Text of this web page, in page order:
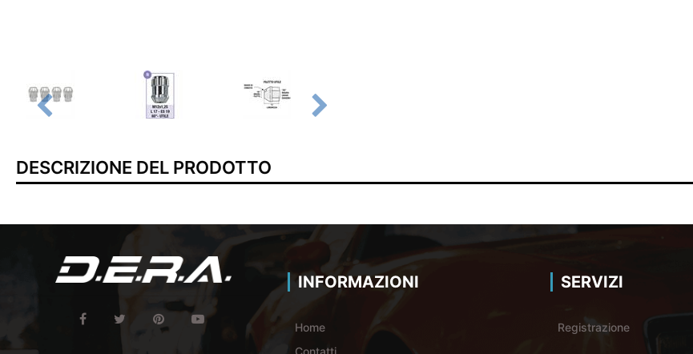
DESCRIZIONE DEL PRODOTTO
INFORMAZIONI
Home
SERVIZI
Registrazione